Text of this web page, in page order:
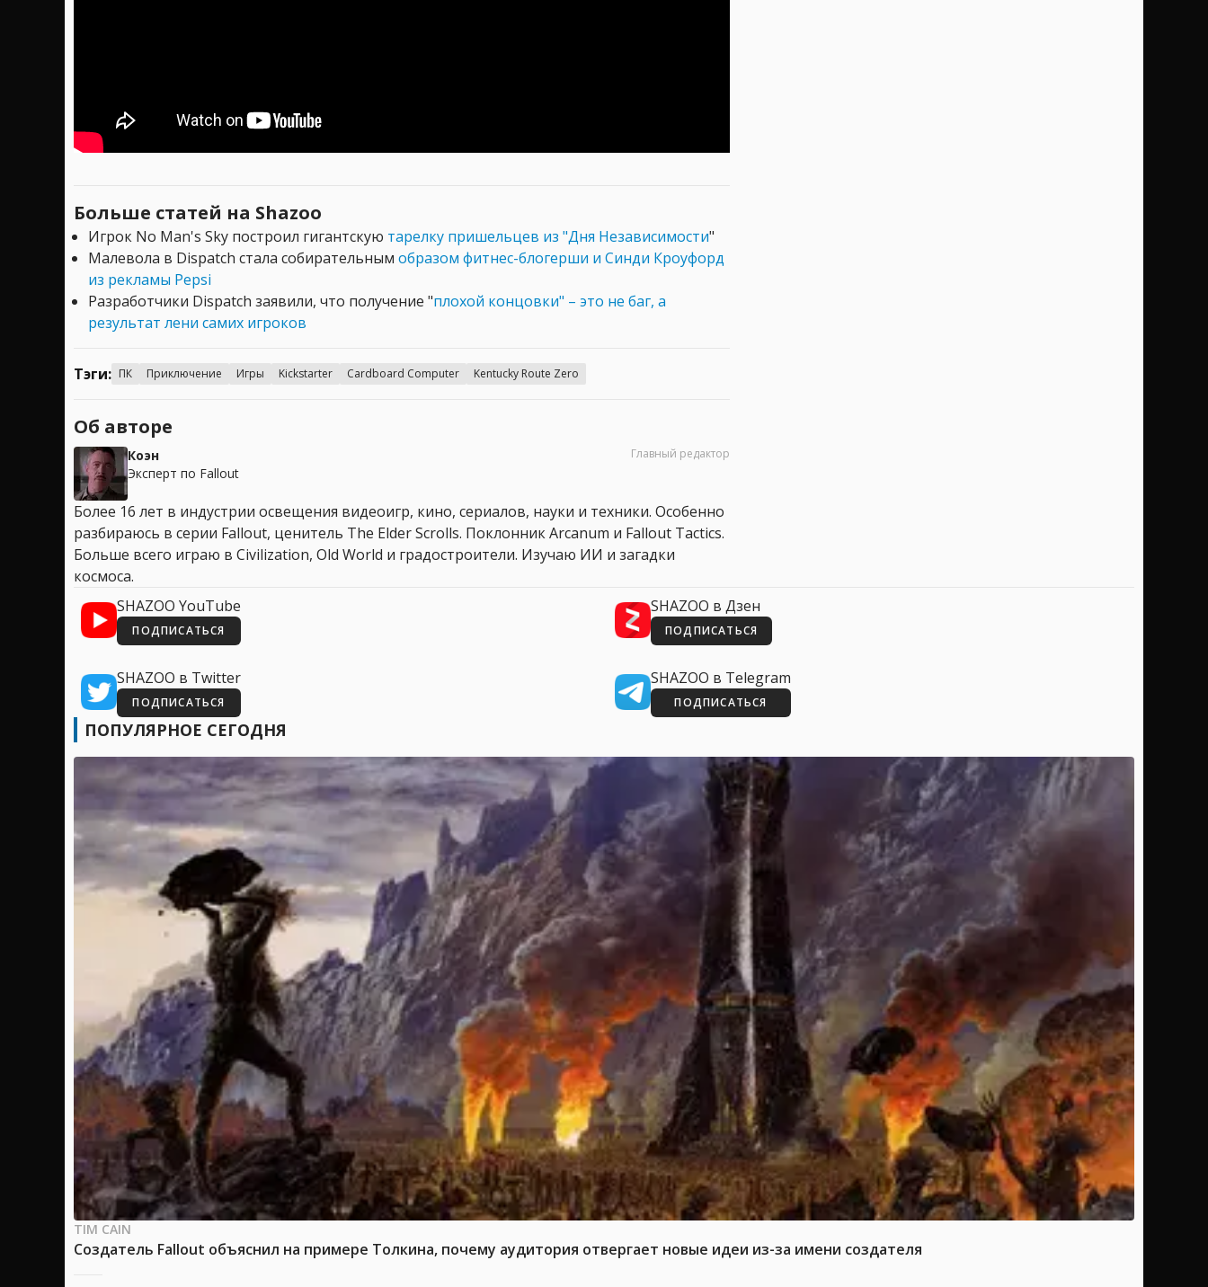
Больше статей на Shazoo
Игрок No Man's Sky построил гигантскую тарелку пришельцев из "Дня Независимости"
Малевола в Dispatch стала собирательным образом фитнес-блогерши и Синди Кроуфорд
из рекламы Pepsi
Разработчики Dispatch заявили, что получение "плохой концовки" – это не баг, а
результат лени самих игроков
Тэги: ПК Приключение Игры Kickstarter Cardboard Computer Kentucky Route Zero
Об авторе
Коэн
Эксперт по Fallout
Главный редактор
Более 16 лет в индустрии освещения видеоигр, кино, сериалов, науки и техники. Особенно
разбираюсь в серии Fallout, ценитель The Elder Scrolls. Поклонник Arcanum и Fallout Tactics.
Больше всего играю в Civilization, Old World и градостроители. Изучаю ИИ и загадки
космоса.
SHAZOO YouTube
ПОДПИСАТЬСЯ
SHAZOO в Дзен
ПОДПИСАТЬСЯ
SHAZOO в Twitter
ПОДПИСАТЬСЯ
SHAZOO в Telegram
ПОДПИСАТЬСЯ
ПОПУЛЯРНОЕ СЕГОДНЯ
TIM CAIN
Создатель Fallout объяснил на примере Толкина, почему аудитория отвергает новые идеи из-за имени создателя